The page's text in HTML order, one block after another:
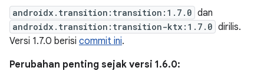
androidx.transition:transition:1.7.0 dan
androidx.transition:transition-ktx:1.7.0 dirilis.
Versi 1.7.0 berisi commit ini.
Perubahan penting sejak versi 1.6.0: